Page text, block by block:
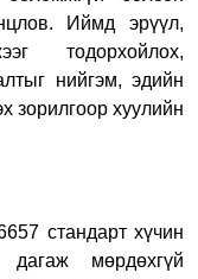
Иймд эрүүл,
тодорхойлох,
нийгэм, эдийн
зорилгоор хуулийн
стандарт хүчин
дагаж мөрдөхгүй